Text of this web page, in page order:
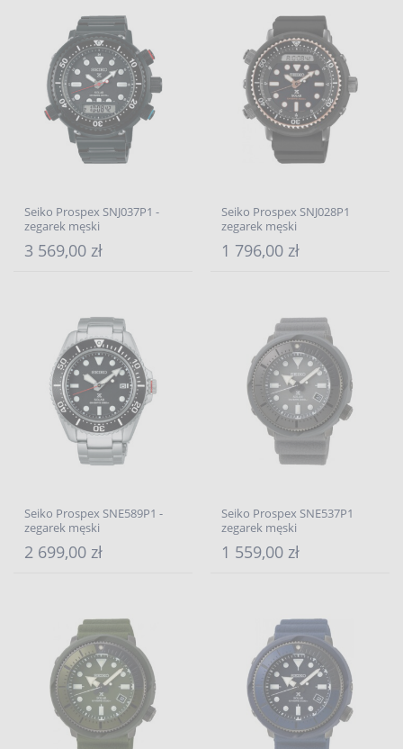
Seiko Prospex SNJ037P1 -
zegarek męski
3 569,00 zł
Seiko Prospex SNJ028P1
zegarek męski
1 796,00 zł
Seiko Prospex SNE589P1 -
zegarek męski
2 699,00 zł
Seiko Prospex SNE537P1
zegarek męski
1 559,00 zł